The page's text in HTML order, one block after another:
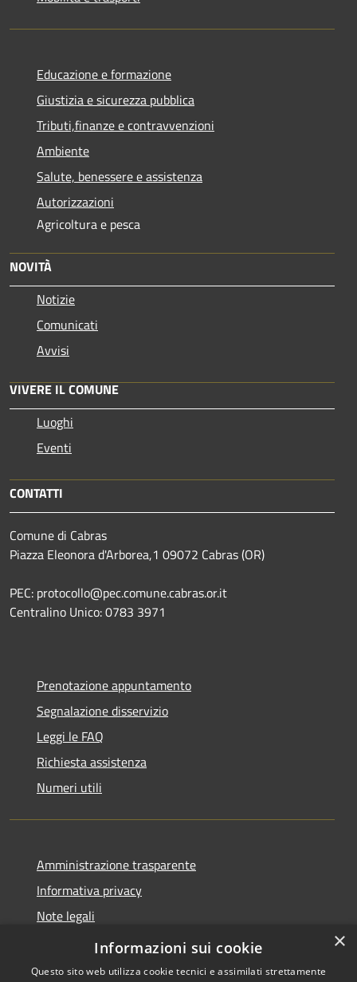
Educazione e formazione
Giustizia e sicurezza pubblica
Tributi,finanze e contravvenzioni
Ambiente
Salute, benessere e assistenza
Autorizzazioni
Agricoltura e pesca
NOVITÀ
Notizie
Comunicati
Avvisi
VIVERE IL COMUNE
Luoghi
Eventi
CONTATTI
Comune di Cabras
Piazza Eleonora d'Arborea,1 09072 Cabras (OR)
PEC: protocollo@pec.comune.cabras.or.it
Centralino Unico: 0783 3971
Prenotazione appuntamento
Segnalazione disservizio
Leggi le FAQ
Richiesta assistenza
Numeri utili
Amministrazione trasparente
Informativa privacy
Note legali
Dichiarazione di accessibilità
×
Informazioni sui cookie
Questo sito web utilizza cookie tecnici e assimilati strettamente